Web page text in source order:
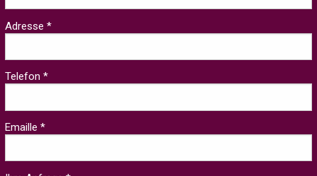
Adresse *
Telefon *
Emaille *